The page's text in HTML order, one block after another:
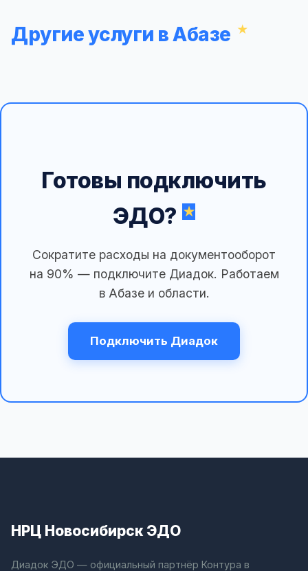
Другие услуги в Абазе
Готовы подключить
ЭДО?
Сократите расходы на документооборот
на 90% — подключите Диадок. Работаем
в Абазе и области.
Подключить Диадок
НРЦ Новосибирск ЭДО
Диадок ЭДО — официальный партнёр Контура в